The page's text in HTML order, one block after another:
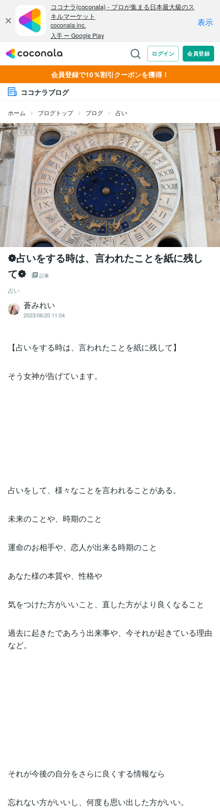
会員登録で10％割引クーポンを獲得！
ココナラブログ
ホーム ブログトップ ブログ 占い
❁占いをする時は、言われたことを紙に残し
て❁
記事
占い
蒼みれい
2023/06/20 11:04
【占いをする時は、言われたことを紙に残して】
そう女神が告げています。
占いをして、様々なことを言われることがある。
未来のことや、時期のこと
運命のお相手や、恋人が出来る時期のこと
あなた様の本質や、性格や
気をつけた方がいいこと、直した方がより良くなること
過去に起きたであろう出来事や、今それが起きている理由
など。
それが今後の自分をさらに良くする情報なら
忘れない方がいいし、何度も思い出した方がいい。